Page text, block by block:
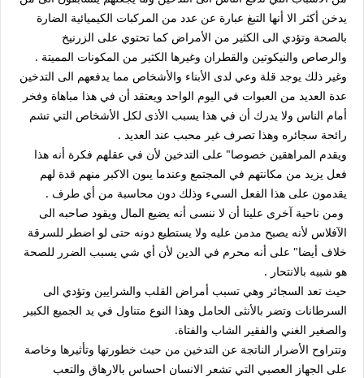
يدخن أكثر الا أنها التبغ عبارة عن عدد من المركبات الكيميائية الضارة
بالصحة وتؤدي الى الكثير من الأمراض كما تحتوي على الزرنيخ
والرصاص والنيكوتين والقطران وغيرها الكثير من المكونات المميتة .
وغير ذلك يوجد قلة وعي لدى الأبناء والأشخاص مما يدفعهم الى التدخين
عدة العديد من العبوات في اليوم الواحد ويعتقد أن في هذا مباهاة وفخر
أمام الناس ولا يدرك أن في هذا يسبب الأذى لكل الأشخاص التي تشم
رائحة سجائره وهذا تصرف غير محبب عند العديد .
ويقدم المراهقين خصوصا" على التدخين لأن في عقلهم فكرة أنه هذا
فعل يزيد من مكانتهم في المجتمع وعندما يىون الاكبر منهم قدة لهم
يقدمون على هذا الفعل السيء وذلك دون محاسبة من أي طرف .
ومن ناحية آخرى علينا أن لا ننسى أنه يضيع المال ويقود صاحبه الى
الآفلاس لأنه يصبح مدمن عليه ولا يستطيع دونه حتى لو اضطر للسرقة
خلاف أيضا" على أنه محرم في الدين لأن أي شي يسبب الضرر للصحة
هو شبيه بالانتحار .
حيث تعد السجائر وهي تسبب أمراض القلب والشرايين وتؤدي الى
السرطانات وتضر بالأنثى الحامل وهذا النوع متناول في يد الجميع الكبير
والصغير الغني والفقير الشاب والفتاة.
وتتراوح الأضرار الناتجة عن التدخين من حيث خطورتها وتأثيرها وخاصة
على الجهاز العصبي التي تشعر الانسان احساس بالارهاق والتعب